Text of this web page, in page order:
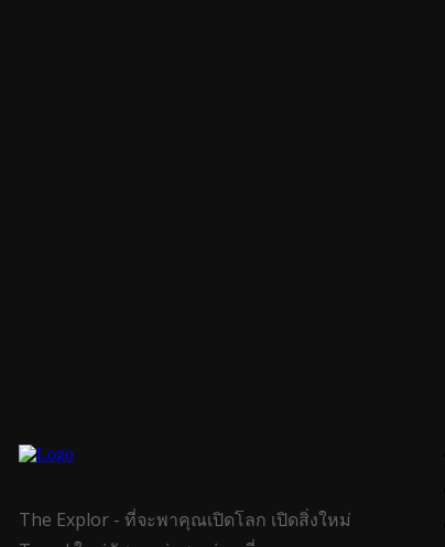
The Explor - ที่จะพาคุณเปิดโลก เปิดสิ่งใหม่